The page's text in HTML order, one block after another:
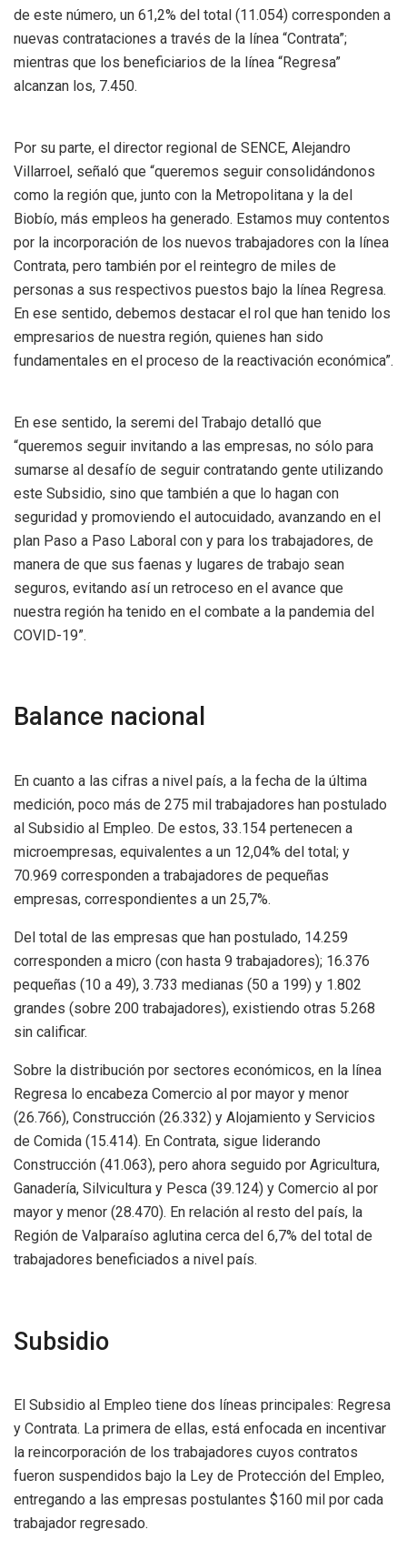
de este número, un 61,2% del total (11.054) corresponden a
nuevas contrataciones a través de la línea “Contrata”;
mientras que los beneficiarios de la línea “Regresa”
alcanzan los, 7.450.
Por su parte, el director regional de SENCE, Alejandro
Villarroel, señaló que “queremos seguir consolidándonos
como la región que, junto con la Metropolitana y la del
Biobío, más empleos ha generado. Estamos muy contentos
por la incorporación de los nuevos trabajadores con la línea
Contrata, pero también por el reintegro de miles de
personas a sus respectivos puestos bajo la línea Regresa.
En ese sentido, debemos destacar el rol que han tenido los
empresarios de nuestra región, quienes han sido
fundamentales en el proceso de la reactivación económica”.
En ese sentido, la seremi del Trabajo detalló que
“queremos seguir invitando a las empresas, no sólo para
sumarse al desafío de seguir contratando gente utilizando
este Subsidio, sino que también a que lo hagan con
seguridad y promoviendo el autocuidado, avanzando en el
plan Paso a Paso Laboral con y para los trabajadores, de
manera de que sus faenas y lugares de trabajo sean
seguros, evitando así un retroceso en el avance que
nuestra región ha tenido en el combate a la pandemia del
COVID-19”.
Balance nacional
En cuanto a las cifras a nivel país, a la fecha de la última
medición, poco más de 275 mil trabajadores han postulado
al Subsidio al Empleo. De estos, 33.154 pertenecen a
microempresas, equivalentes a un 12,04% del total; y
70.969 corresponden a trabajadores de pequeñas
empresas, correspondientes a un 25,7%.
Del total de las empresas que han postulado, 14.259
corresponden a micro (con hasta 9 trabajadores); 16.376
pequeñas (10 a 49), 3.733 medianas (50 a 199) y 1.802
grandes (sobre 200 trabajadores), existiendo otras 5.268
sin calificar.
Sobre la distribución por sectores económicos, en la línea
Regresa lo encabeza Comercio al por mayor y menor
(26.766), Construcción (26.332) y Alojamiento y Servicios
de Comida (15.414). En Contrata, sigue liderando
Construcción (41.063), pero ahora seguido por Agricultura,
Ganadería, Silvicultura y Pesca (39.124) y Comercio al por
mayor y menor (28.470). En relación al resto del país, la
Región de Valparaíso aglutina cerca del 6,7% del total de
trabajadores beneficiados a nivel país.
Subsidio
El Subsidio al Empleo tiene dos líneas principales: Regresa
y Contrata. La primera de ellas, está enfocada en incentivar
la reincorporación de los trabajadores cuyos contratos
fueron suspendidos bajo la Ley de Protección del Empleo,
entregando a las empresas postulantes $160 mil por cada
trabajador regresado.